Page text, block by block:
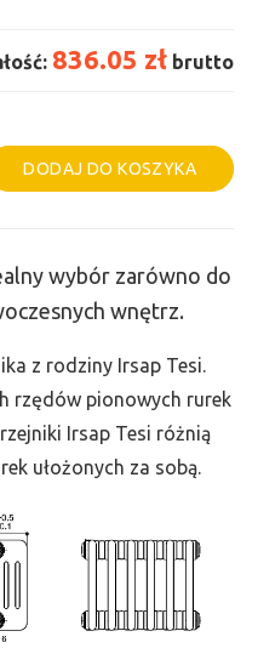
836.05 zł brutto
DODAJ DO KOSZYKA
wybór zarówno do
wnętrz.
z rodziny Irsap Tesi.
rzędów pionowych rurek
Irsap Tesi różnią
ułożonych za sobą.